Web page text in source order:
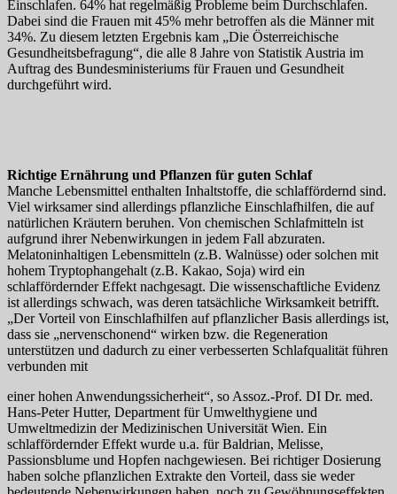
Einschlafen. 64% hat regelmäßig Probleme beim Durchschlafen.
Dabei sind die Frauen mit 45% mehr betroffen als die Männer mit
34%. Zu diesem letzten Ergebnis kam „Die Österreichische
Gesundheitsbefragung“, die alle 8 Jahre von Statistik Austria im
Auftrag des Bundesministeriums für Frauen und Gesundheit
durchgeführt wird.
Richtige Ernährung und Pflanzen für guten Schlaf
Manche Lebensmittel enthalten Inhaltstoffe, die schlaffördernd sind.
Viel wirksamer sind allerdings pflanzliche Einschlafhilfen, die auf
natürlichen Kräutern beruhen. Von chemischen Schlafmitteln ist
aufgrund ihrer Nebenwirkungen in jedem Fall abzuraten.
Melatoninhaltigen Lebensmitteln (z.B. Walnüsse) oder solchen mit
hohem Tryptophangehalt (z.B. Kakao, Soja) wird ein
schlaffördernder Effekt nachgesagt. Die wissenschaftliche Evidenz
ist allerdings schwach, was deren tatsächliche Wirksamkeit betrifft.
„Der Vorteil von Einschlafhilfen auf pflanzlicher Basis allerdings ist,
dass sie „nervenschonend“ wirken bzw. die Regeneration
unterstützen und dadurch zu einer verbesserten Schlafqualität führen
verbunden mit
einer hohen Anwendungssicherheit“, so Assoz.-Prof. DI Dr. med.
Hans-Peter Hutter, Department für Umwelthygiene und
Umweltmedizin der Medizinischen Universität Wien. Ein
schlaffördernder Effekt wurde u.a. für Baldrian, Melisse,
Passionsblume und Hopfen nachgewiesen. Bei richtiger Dosierung
haben solche pflanzlichen Extrakte den Vorteil, dass sie weder